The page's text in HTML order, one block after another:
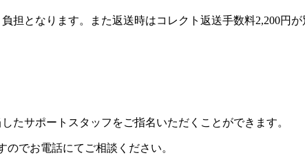
担となります。また返送時はコレクト返送手数料2,200円が
たサポートスタッフをご指名いただくことができます。
でお電話にてご相談ください。